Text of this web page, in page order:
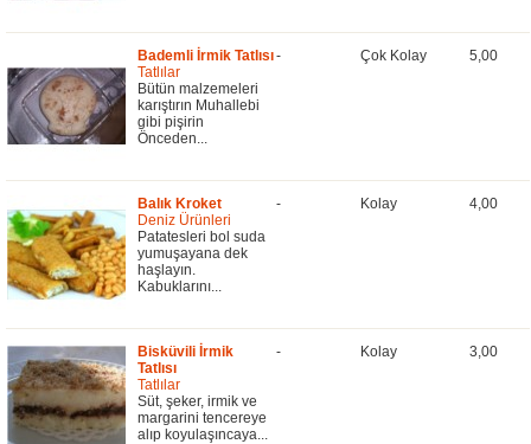
Bademli İrmik Tatlısı
Tatlılar
Bütün malzemeleri
karıştırın Muhallebi
gibi pişirin
Önceden...
- Çok Kolay 5,00
Balık Kroket
Deniz Ürünleri
Patatesleri bol suda
yumuşayana dek
haşlayın.
Kabuklarını...
- Kolay 4,00
Bisküvili İrmik
Tatlısı
Tatlılar
Süt, şeker, irmik ve
margarini tencereye
alıp koyulaşıncaya...
- Kolay 3,00